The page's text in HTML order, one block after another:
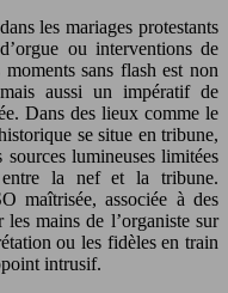
les mariages protestants
ou interventions de
sans flash est non
aussi un impératif de
Dans des lieux comme le
se situe en tribune,
lumineuses limitées
entre la nef et la tribune.
maîtrisée, associée à des
mains de l’organiste sur
ou les fidèles en train
intrusif.